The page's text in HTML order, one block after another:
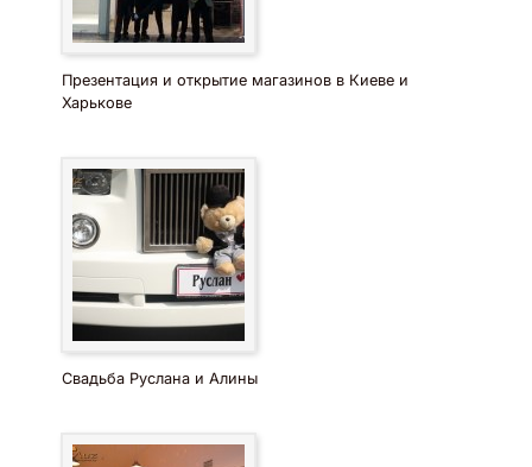
Презентация и открытие магазинов в Киеве и
Харькове
Свадьба Руслана и Алины